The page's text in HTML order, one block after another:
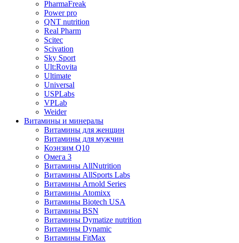
PharmaFreak
Power pro
QNT nutrition
Real Pharm
Scitec
Scivation
Sky Sport
Ult:Rovita
Ultimate
Universal
USPLabs
VPLab
Weider
Витамины и минералы
Витамины для женщин
Витамины для мужчин
Коэнзим Q10
Омега 3
Витамины AllNutrition
Витамины AllSports Labs
Витамины Arnold Series
Витамины Atomixx
Витамины Biotech USA
Витамины BSN
Витамины Dymatize nutrition
Витамины Dynamic
Витамины FitMax